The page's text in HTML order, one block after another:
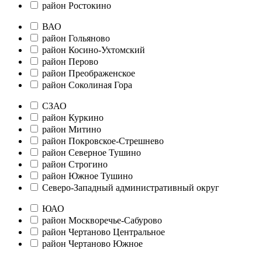
район Ростокино
ВАО
район Гольяново
район Косино-Ухтомский
район Перово
район Преображенское
район Соколиная Гора
СЗАО
район Куркино
район Митино
район Покровское-Стрешнево
район Северное Тушино
район Строгино
район Южное Тушино
Северо-Западный административный округ
ЮАО
район Москворечье-Сабурово
район Чертаново Центральное
район Чертаново Южное